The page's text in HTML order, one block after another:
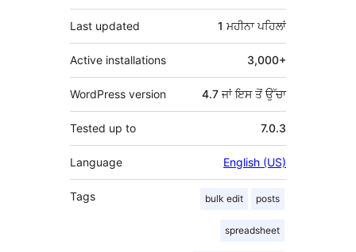
Last updated 1 ਮਹੀਨਾਪਹਿਲਾਂ
Active installations 3,000+
WordPress version 4.7 ਜਾਂ ਇਸ ਤੋਂ ਉੱਚਾ
Tested up to 7.0.3
Language English (US)
Tags bulk edit posts
spreadsheet